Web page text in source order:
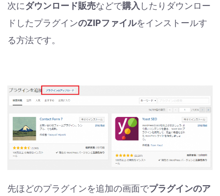
次にダウンロード販売などで購入 したりダウンロー
ドしたプラグインのZIPファイルをインストールす
る方法です。
先ほどのプラグインを追加の画面でプラグインのア